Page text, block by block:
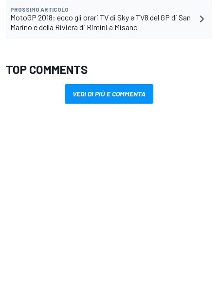
PROSSIMO ARTICOLO
MotoGP 2018: ecco gli orari TV di Sky e TV8 del GP di San
Marino e della Riviera di Rimini a Misano
TOP COMMENTS
VEDI DI PIÙ E COMMENTA